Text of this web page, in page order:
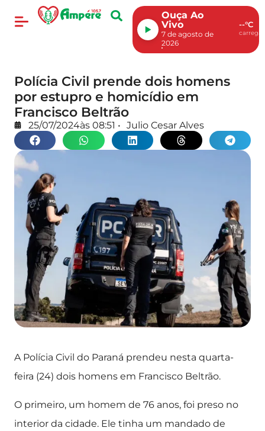
Ouça Ao
Vivo
7 de agosto de
2026
--°C
Polícia Civil prende dois homens
por estupro e homicídio em
Francisco Beltrão
25/07/2024às 08:51 • Julio Cesar Alves
A Polícia Civil do Paraná prendeu nesta quarta-
feira (24) dois homens em Francisco Beltrão.
O primeiro, um homem de 76 anos, foi preso no
interior da cidade. Ele tinha um mandado de